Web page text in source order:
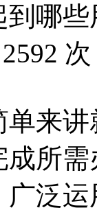
到哪些
讲
所
泛